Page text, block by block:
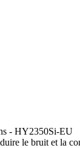
- HY2350Si-EU
le bruit et la